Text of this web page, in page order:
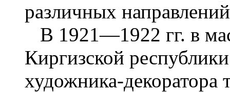
различных
В 1921—1922 гг. в
Киргизской
художника-